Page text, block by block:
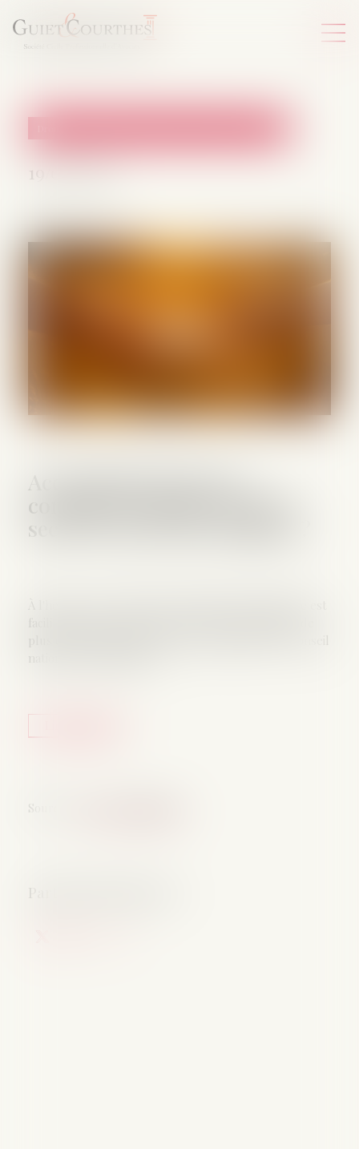
Accouchement sous X :
comment concilier droit au
secret et accès aux origines ?
19/05/2026
Source :
facilitée par les réseaux sociaux et par la pratique de